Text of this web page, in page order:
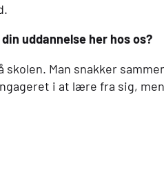
uddannelse her hos os?
Man snakker
i at lære fra sig,